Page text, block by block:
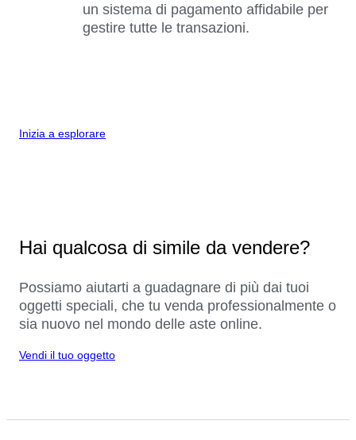
un sistema di pagamento affidabile per
gestire tutte le transazioni.
Inizia a esplorare
Hai qualcosa di simile da vendere?
Possiamo aiutarti a guadagnare di più dai tuoi
oggetti speciali, che tu venda professionalmente o
sia nuovo nel mondo delle aste online.
Vendi il tuo oggetto